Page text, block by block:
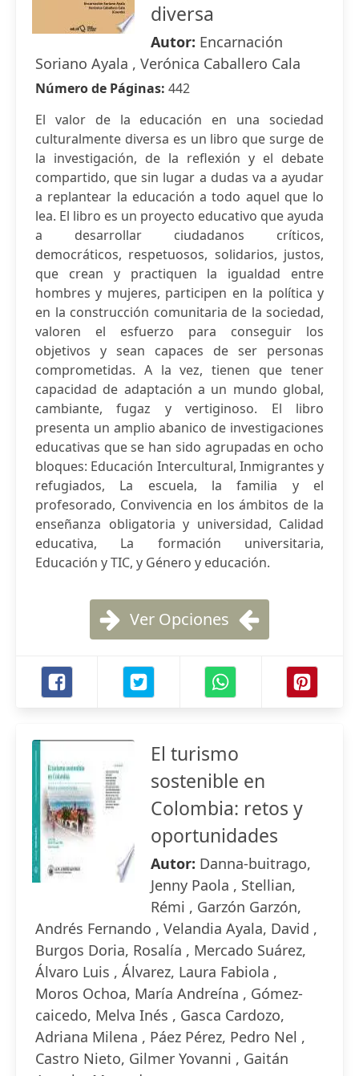
diversa
Autor: Encarnación
Soriano Ayala , Verónica Caballero Cala
Número de Páginas: 442
El valor de la educación en una sociedad
culturalmente diversa es un libro que surge de
la investigación, de la reflexión y el debate
compartido, que sin lugar a dudas va a ayudar
a replantear la educación a todo aquel que lo
lea. El libro es un proyecto educativo que ayuda
a desarrollar ciudadanos críticos,
democráticos, respetuosos, solidarios, justos,
que crean y practiquen la igualdad entre
hombres y mujeres, participen en la política y
en la construcción comunitaria de la sociedad,
valoren el esfuerzo para conseguir los
objetivos y sean capaces de ser personas
comprometidas. A la vez, tienen que tener
capacidad de adaptación a un mundo global,
cambiante, fugaz y vertiginoso. El libro
presenta un amplio abanico de investigaciones
educativas que se han sido agrupadas en ocho
bloques: Educación Intercultural, Inmigrantes y
refugiados, La escuela, la familia y el
profesorado, Convivencia en los ámbitos de la
enseñanza obligatoria y universidad, Calidad
educativa, La formación universitaria,
Educación y TIC, y Género y educación.
Ver Opciones
El turismo
sostenible en
Colombia: retos y
oportunidades
Autor: Danna-buitrago,
Jenny Paola , Stellian,
Rémi , Garzón Garzón,
Andrés Fernando , Velandia Ayala, David ,
Burgos Doria, Rosalía , Mercado Suárez,
Álvaro Luis , Álvarez, Laura Fabiola ,
Moros Ochoa, María Andreína , Gómez-
caicedo, Melva Inés , Gasca Cardozo,
Adriana Milena , Páez Pérez, Pedro Nel ,
Castro Nieto, Gilmer Yovanni , Gaitán